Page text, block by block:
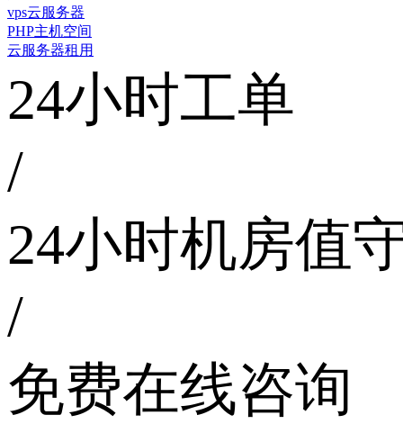
vps云服务器
PHP主机空间
云服务器租用
24小时工单
/
24小时机房值
/
免费在线咨询